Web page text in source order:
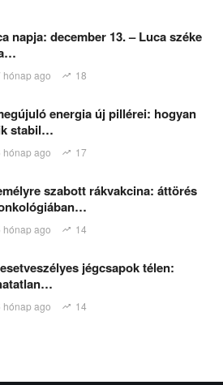
napja: december 13. – Luca széke
hónap ago 18
energia új pillérei: hogyan
stabil…
hónap ago 17
szabott rákvakcina: áttörés
hónap ago 14
jégcsapok télen:
hónap ago 14